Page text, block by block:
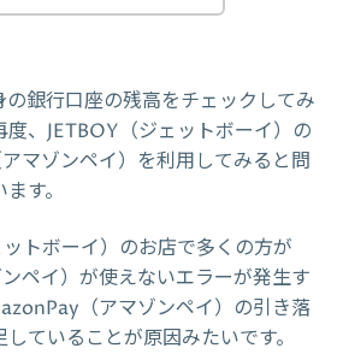
銀行口座の残高をチェックしてみ
、JETBOY（ジェットボーイ）の
マゾンペイ）を利用してみると問
す。
トボーイ）のお店で多くの方が
ペイ）が使えないエラーが発生す
（アマゾンペイ）の引き落
ていることが原因みたいです。